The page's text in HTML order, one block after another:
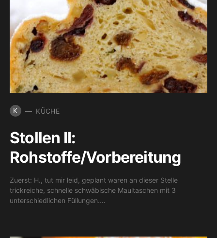
K KÜCHE
Stollen II:
Rohstoffe/Vorbereitung
Zuerst: H., tut mir leid, geplant waren an dieser Stelle
trickreiche, schnelle schwäbische Maultaschen mit 3
unterschiedlichen Füllungen.…